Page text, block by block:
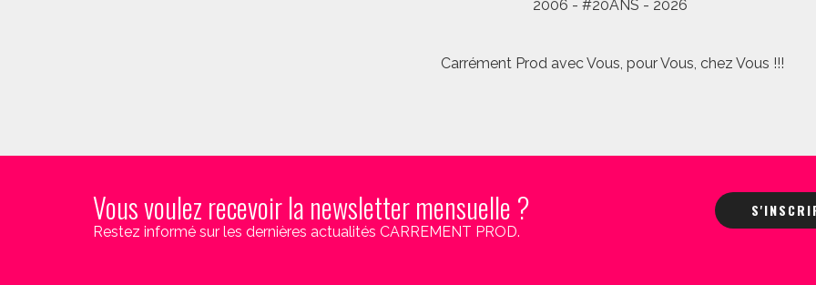
2006 - #20ANS - 2026
Carrément Prod avec Vous, pour Vous, chez Vous !!!
Vous voulez recevoir la newsletter mensuelle ?
Restez informé sur les dernières actualités CARREMENT PROD.